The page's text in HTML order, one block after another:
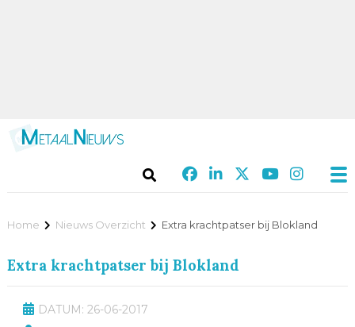
Home Nieuws Overzicht Extra krachtpatser bij Blokland
Extra krachtpatser bij Blokland
DATUM: 26-06-2017